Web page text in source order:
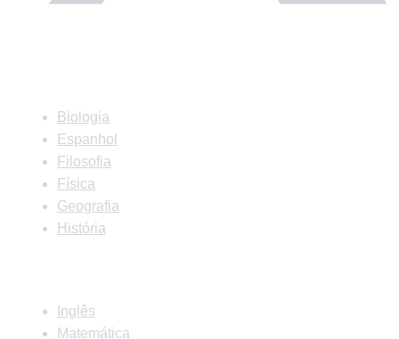
Biologia
Espanhol
Filosofia
Física
Geografia
História
Inglês
Matemática